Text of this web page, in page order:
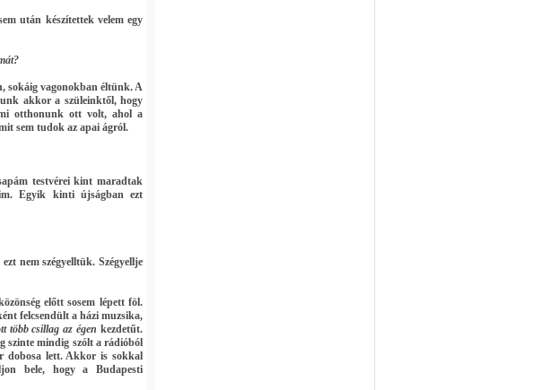
után készítettek velem egy
sokáig vagonokban éltünk. A
akkor a szüleinktől, hogy
otthonunk ott volt, ahol a
sem tudok az apai ágról.
testvérei kint maradtak
Egyik kinti újságban ezt
nem szégyelltük. Szégyellje
előtt sosem lépett föl.
felcsendült a házi muzsika,
több csillag az égenkezdetűt.
szinte mindig szólt a rádióból
dobosa lett. Akkor is sokkal
bele, hogy a Budapesti